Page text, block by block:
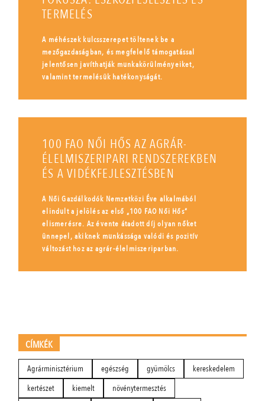
TERMELÉS
A méhészek kulcsszerepet töltenek be a
mezőgazdaságban, és megfelelő támogatással
jelentősen javíthatják munkakörülményeiket,
valamint termelésük hatékonyságát.
100 FAO NŐI HŐS AZ AGRÁR-
ÉLELMISZERIPARI RENDSZEREKBEN
ÉS A VIDÉKFEJLESZTÉSBEN
A Női Gazdálkodók Nemzetközi Éve alkalmából
elindult a jelölés az első „100 FAO Női Hős”
elismerésre. Az évente átadott díj olyan nőket
ünnepel, akiknek munkássága valódi és pozitív
változást hoz az agrár-élelmiszeriparban.
CÍMKÉK
Agrárminisztérium egészség gyümölcs
kereskedelem
kertészet
kiemelt
növénytermesztés